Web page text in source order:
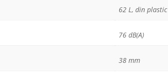
62 L, din plastic
76 dB(A)
38 mm